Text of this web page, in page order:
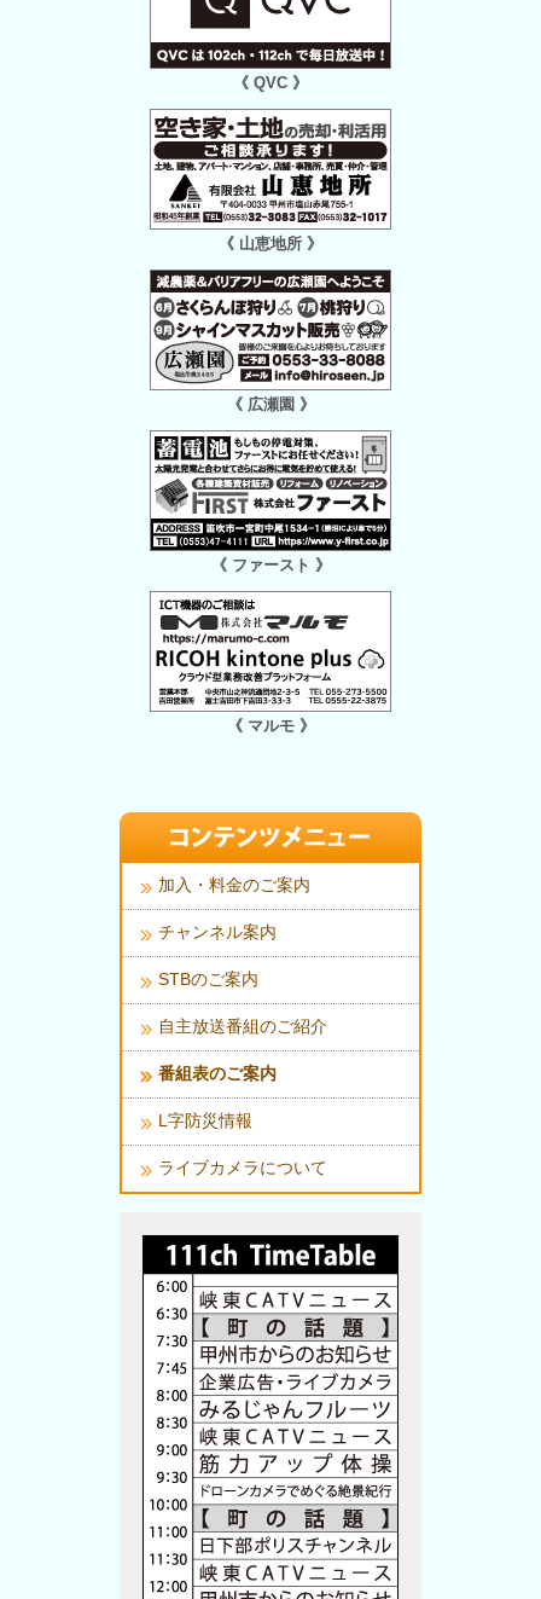
《 QVC 》
《 山恵地所 》
《 広瀬園 》
《 ファースト 》
《 マルモ 》
加入・料金のご案内
チャンネル案内
STBのご案内
自主放送番組のご紹介
番組表のご案内
L字防災情報
ライブカメラについて